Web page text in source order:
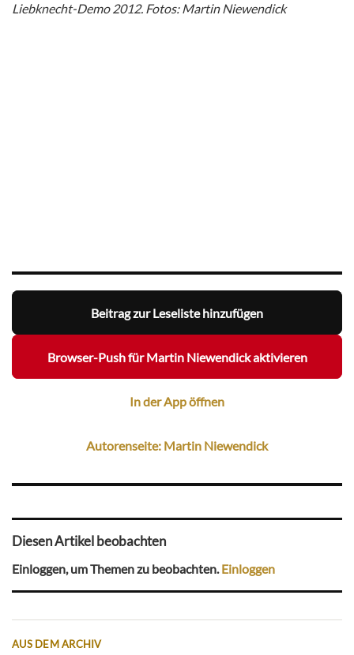
Liebknecht-Demo 2012. Fotos: Martin Niewendick
Beitrag zur Leseliste hinzufügen
Browser-Push für Martin Niewendick aktivieren
In der App öffnen
Autorenseite: Martin Niewendick
Diesen Artikel beobachten
Einloggen, um Themen zu beobachten.Einloggen
AUS DEM ARCHIV